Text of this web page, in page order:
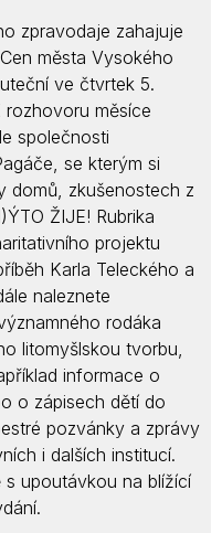
zpravodaje zahajuje
města Vysokého
ve čtvrtek 5.
měsíce
společnosti
se kterým si
domů, zkušenostech z
ŽIJE! Rubrika
projektu
Karla Teleckého a
naleznete
rodáka
litomyšlskou tvorbu,
informace o
o zápisech dětí do
pozvánky a zprávy
i dalších institucí.
s upoutávkou na blížící